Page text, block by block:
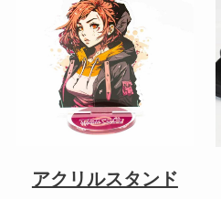
アクリルスタンド